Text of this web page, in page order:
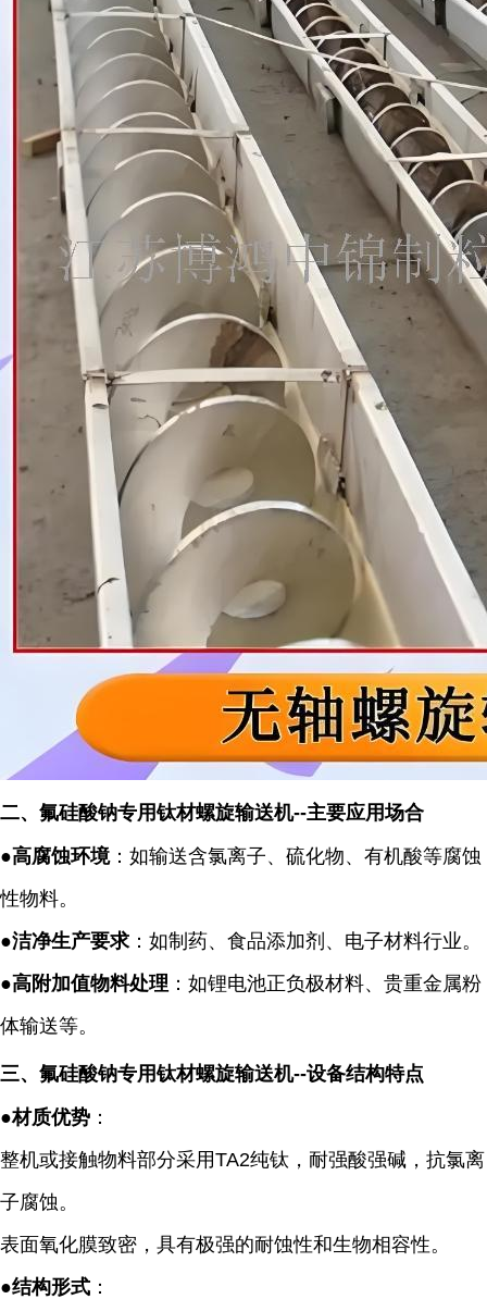
二、氟硅酸钠专用钛材螺旋输送机--主要应用场合
●高腐蚀环境：如输送含氯离子、硫化物、有机酸等腐蚀
性物料。
●洁净生产要求：如制药、食品添加剂、电子材料行业。
●高附加值物料处理 ：如锂电池正负极材料、贵重金属粉
体输送等。
三、氟硅酸钠专用钛材螺旋输送机--设备结构特点
●材质优势 ：
整机或接触物料部分采用TA2纯钛，耐强酸强碱，抗氯离
子腐蚀。
表面氧化膜致密，具有极强的耐蚀性和生物相容性。
●结构形式 ：